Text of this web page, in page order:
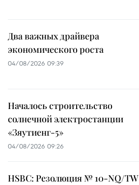
Два важных драйвера
экономического роста
04/08/2026 09:39
Началось строительство
солнечной электростанции
«Зяутиенг-5»
04/08/2026 09:26
HSBC: Резолюция № 10-NQ/TW